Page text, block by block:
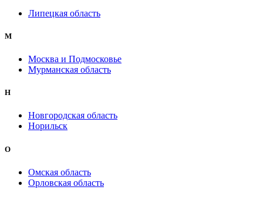
Липецкая область
М
Москва и Подмосковье
Мурманская область
Н
Новгородская область
Норильск
О
Омская область
Орловская область